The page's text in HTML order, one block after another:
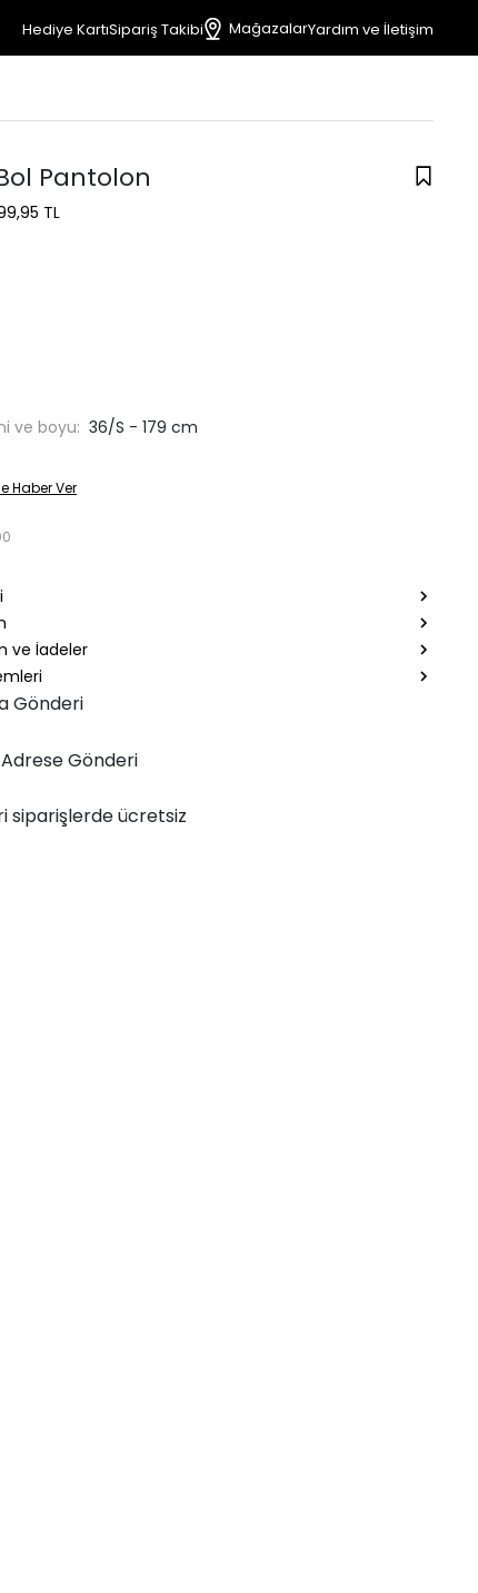
Hediye KartıSipariş Takibi MağazalarYardım ve İletişim
Pantolon
TL
ve boyu: 36/S - 179 cm
Haber Ver
ve İadeler
Gönderi
Gönderi
siparişlerde ücretsiz